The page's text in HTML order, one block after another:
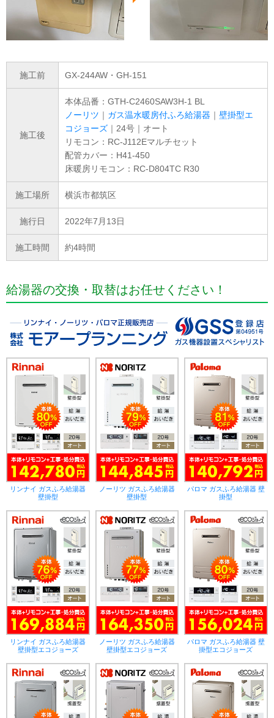
施工前 GX-244AW・GH-151
施工後
本体品番：GTH-C2460SAW3H-1 BL
ノーリツ ｜ ガス温水暖房付ふろ給湯器 ｜ 壁掛型エ
コジョーズ ｜24号｜オート
リモコン：RC-J112Eマルチセット
配管カバー：H41-450
床暖房リモコン：RC-D804TC R30
施工場所 横浜市都筑区
施行日 2022年7月13日
施工時間 約4時間
給湯器の交換・取替はお任せください！
リンナイ ガスふろ給湯器
壁掛型
ノーリツ ガスふろ給湯器
壁掛型
パロマ ガスふろ給湯器 壁
掛型
リンナイ ガスふろ給湯器
壁掛型エコジョーズ
ノーリツ ガスふろ給湯器
壁掛型エコジョーズ
パロマ ガスふろ給湯器 壁
掛型エコジョーズ